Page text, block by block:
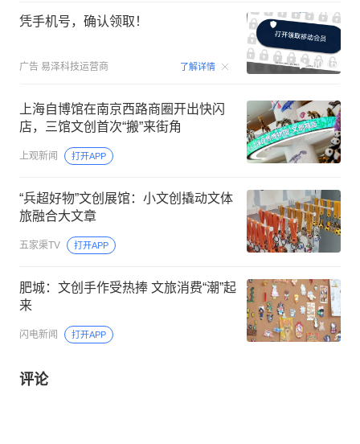
凭手机号，确认领取！
广告 易泽科技运营商 了解详情 00:15
上海自博馆在南京西路商圈开出快闪
店，三馆文创首次“搬”来街角
上观新闻 打开APP
“兵超好物”文创展馆：小文创撬动文体
旅融合大文章
五家渠TV 打开APP
肥城：文创手作受热捧 文旅消费“潮”起
来
闪电新闻 打开APP
评论